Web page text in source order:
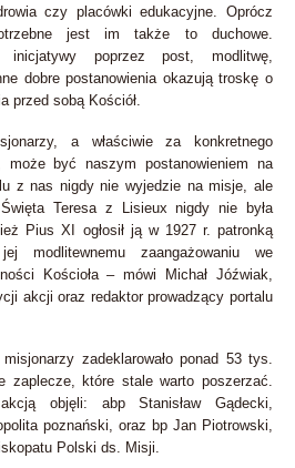
czy placówki edukacyjne. Oprócz
jest im także to duchowe.
inicjatywy poprzez post, modlitwę,
dobre postanowienia okazują troskę o
przed sobą Kościół.
a właściwie za konkretnego
może być naszym postanowieniem na
z nas nigdy nie wyjedzie na misje, ale
Teresa z Lisieux nigdy nie była
Pius XI ogłosił ją w 1927 r. patronką
modlitewnemu zaangażowaniu we
Kościoła – mówi Michał Jóźwiak,
akcji oraz redaktor prowadzący portalu
zadeklarowało ponad 53 tys.
zaplecze, które stale warto poszerzać.
objęli: abp Stanisław Gądecki,
poznański, oraz bp Jan Piotrowski,
Polski ds. Misji.